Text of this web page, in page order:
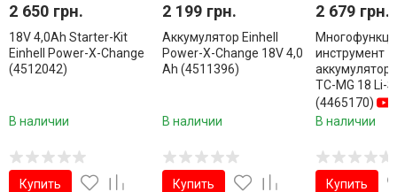
2 650 грн.
18V 4,0Аh Starter-Kit
Einhell Power-X-Change
(4512042)
В наличии
Купить
2 199 грн.
Аккумулятор Einhell
Power-X-Change 18V 4,0
Ah (4511396)
В наличии
Купить
2 679 грн.
инструмент
TC-MG 18 Li-
(4465170)
В наличии
Купить